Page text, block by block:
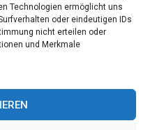
Technologien ermöglicht uns
oder eindeutigen IDs
nicht erteilen oder
und Merkmale